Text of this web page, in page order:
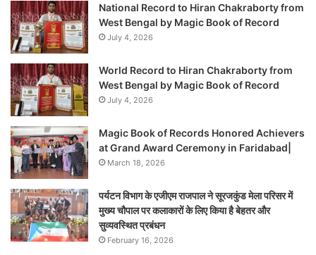
National Record to Hiran Chakraborty from
West Bengal by Magic Book of Record
July 4, 2026
World Record to Hiran Chakraborty from
West Bengal by Magic Book of Record
July 4, 2026
Magic Book of Records Honored Achievers
at Grand Award Ceremony in Faridabad|
March 18, 2026
पर्यटन विभाग के एजीएम राजपाल ने सूरजकुंड मेला परिसर में
मुख्य चौपाल पर कलाकारों के लिए किया है बेहतर और
सुव्यवस्थित प्रबंधन
February 16, 2026